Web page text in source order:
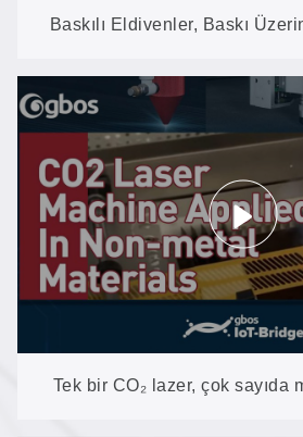
Baskılı Eldivenler, Baskı
Kesilmiş:
Tek bir CO₂ lazer, çok sayıda